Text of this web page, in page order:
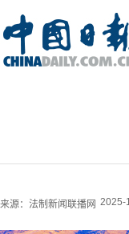
来源： 法制新闻联播网 2025-